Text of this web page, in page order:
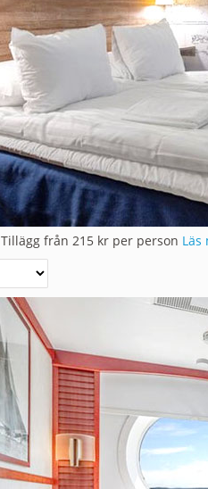
Tillägg från 215 kr per person Läs